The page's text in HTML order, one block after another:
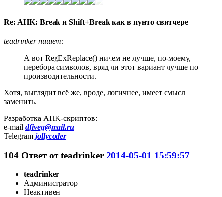
Re: AHK: Break и Shift+Break как в пунто свитчере
teadrinker пишет:
А вот RegExReplace() ничем не лучше, по-моему,
перебора символов, вряд ли этот вариант лучше по
производительности.
Хотя, выглядит всё же, вроде, логичнее, имеет смысл
заменить.
Разработка AHK-скриптов:
e-mail dfiveg@mail.ru
Telegram jollycoder
104 Ответ отteadrinker 2014-05-01 15:59:57
teadrinker
Администратор
Неактивен